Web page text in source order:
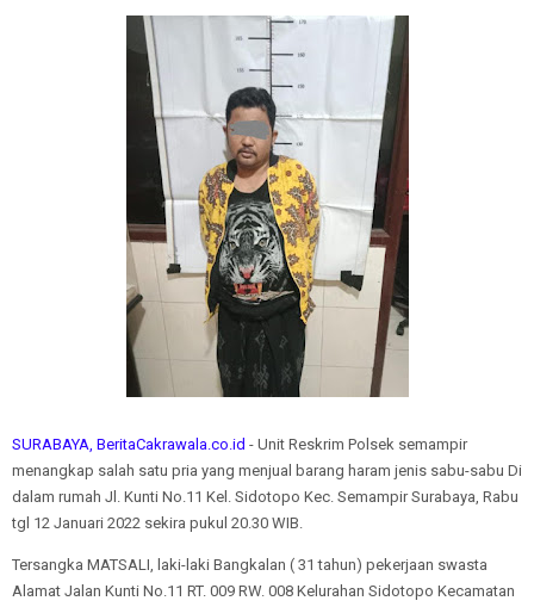
SURABAYA, BeritaCakrawala.co.id - Unit Reskrim Polsek semampir
menangkap salah satu pria yang menjual barang haram jenis sabu-sabu Di
dalam rumah Jl. Kunti No.11 Kel. Sidotopo Kec. Semampir Surabaya, Rabu
tgl 12 Januari 2022 sekira pukul 20.30 WIB.
Tersangka MATSALI, laki-laki Bangkalan ( 31 tahun) pekerjaan swasta
Alamat Jalan Kunti No.11 RT. 009 RW. 008 Kelurahan Sidotopo Kecamatan